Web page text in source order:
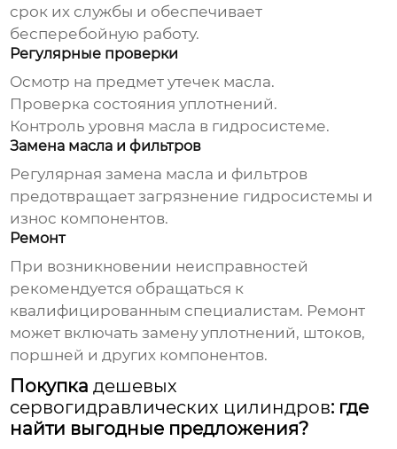
срок их службы и обеспечивает
бесперебойную работу.
Регулярные проверки
Осмотр на предмет утечек масла.
Проверка состояния уплотнений.
Контроль уровня масла в гидросистеме.
Замена масла и фильтров
Регулярная замена масла и фильтров
предотвращает загрязнение гидросистемы и
износ компонентов.
Ремонт
При возникновении неисправностей
рекомендуется обращаться к
квалифицированным специалистам. Ремонт
может включать замену уплотнений, штоков,
поршней и других компонентов.
Покупкадешевых
сервогидравлических цилиндров: где
найти выгодные предложения?